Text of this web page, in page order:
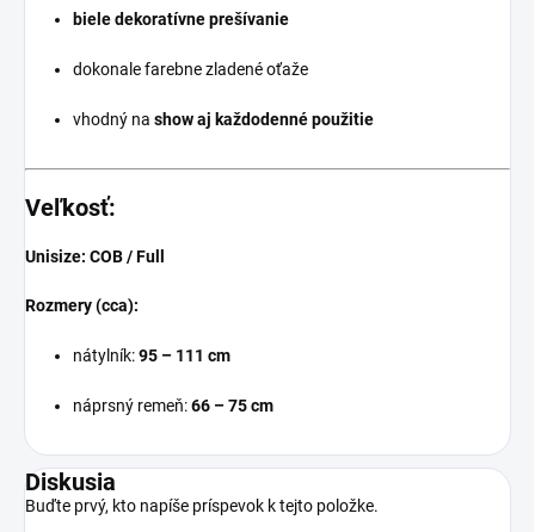
biele dekoratívne prešívanie
dokonale farebne zladené oťaže
vhodný na show aj každodenné použitie
Veľkosť:
Unisize: COB / Full
Rozmery (cca):
nátylník:95 – 111 cm
náprsný remeň:66 – 75 cm
Diskusia
Buďte prvý, kto napíše príspevok k tejto položke.